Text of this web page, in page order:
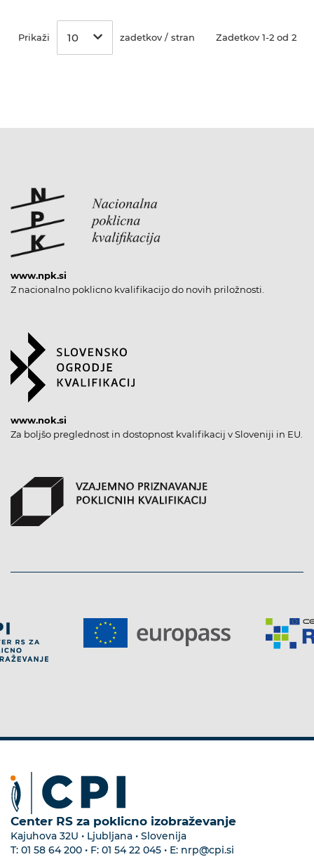
Prikaži 10 zadetkov / stran Zadetkov 1-2 od 2
www.npk.si
Z nacionalno poklicno kvalifikacijo do novih priložnosti.
www.nok.si
Za boljšo preglednost in dostopnost kvalifikacij v Sloveniji in EU.
Center RS za poklicno izobraževanje
Kajuhova 32U • Ljubljana • Slovenija
T: 01 58 64 200 • F: 01 54 22 045 • E: nrp@cpi.si